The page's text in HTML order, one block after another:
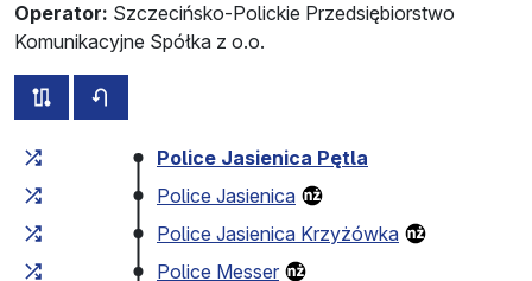
Operator: Szczecińsko-Polickie Przedsiębiorstwo
Komunikacyjne Spółka z o.o.
wszystkie trasy tej linii
Czas przejazdu narastająco Czas przejazdu między
Police Jasienica Pętla
Police Jasienica
Police Jasienica Krzyżówka
Police Messer